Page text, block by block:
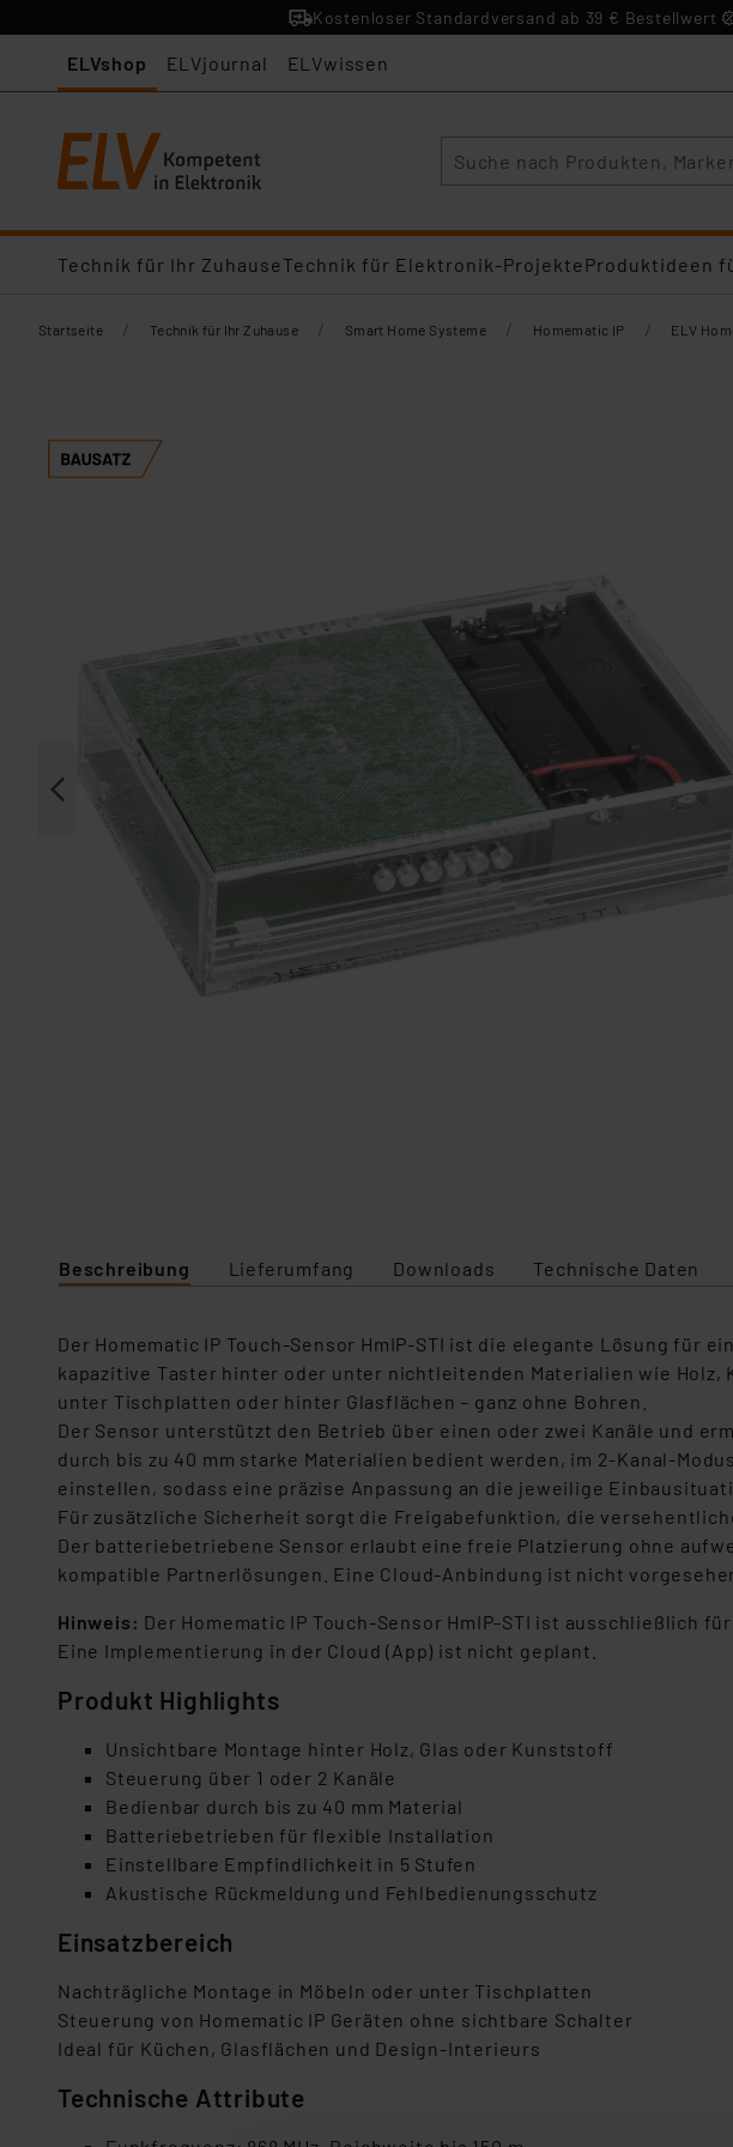
Kostenloser Standardversand ab 39 € Bestellwert
ELVshop ELVjournal ELVwissen
Technik für Ihr ZuhauseTechnik für Elektronik-ProjekteProduktideen
Startseite / Technik für Ihr Zuhause / Smart Home Systeme / Homematic IP / ELV
Beschreibung Lieferumfang Downloads Technische Daten
Der Homematic IP Touch-Sensor HmIP-STI ist die elegante Lösung für
kapazitive Taster hinter oder unter nichtleitenden Materialien wie
unter Tischplatten oder hinter Glasflächen – ganz ohne Bohren.
Der Sensor unterstützt den Betrieb über einen oder zwei Kanäle und
durch bis zu 40 mm starke Materialien bedient werden, im 2-Kanal-
einstellen, sodass eine präzise Anpassung an die jeweilige
Für zusätzliche Sicherheit sorgt die Freigabefunktion, die
Der batteriebetriebene Sensor erlaubt eine freie Platzierung ohne
kompatible Partnerlösungen. Eine Cloud-Anbindung ist nicht
Hinweis: Der Homematic IP Touch-Sensor HmIP-STI ist ausschließlich
Eine Implementierung in der Cloud (App) ist nicht geplant.
Produkt Highlights
Unsichtbare Montage hinter Holz, Glas oder Kunststoff
Steuerung über 1 oder 2 Kanäle
Bedienbar durch bis zu 40 mm Material
Batteriebetrieben für flexible Installation
Einstellbare Empfindlichkeit in 5 Stufen
Akustische Rückmeldung und Fehlbedienungsschutz
Einsatzbereich
Nachträgliche Montage in Möbeln oder unter Tischplatten
Steuerung von Homematic IP Geräten ohne sichtbare Schalter
Ideal für Küchen, Glasflächen und Design-Interieurs
Technische Attribute